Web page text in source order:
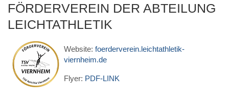
FÖRDERVEREIN DER ABTEILUNG
LEICHTATHLETIK
Website: foerderverein.leichtathletik-
viernheim.de
Flyer: PDF-LINK